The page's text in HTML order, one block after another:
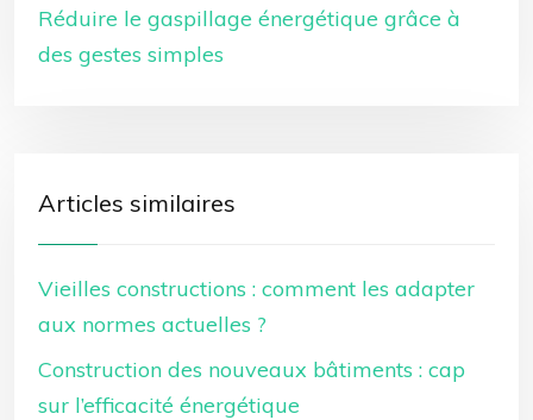
Réduire le gaspillage énergétique grâce à
des gestes simples
Articles similaires
Vieilles constructions : comment les adapter
aux normes actuelles ?
Construction des nouveaux bâtiments : cap
sur l’efficacité énergétique